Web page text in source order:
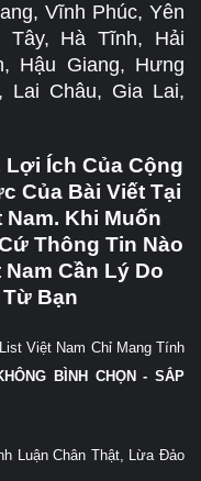
Vĩnh Phúc, Yên
Tây, Hà Tĩnh, Hải
Hậu Giang, Hưng
Lai Châu, Gia Lai,
Ích Của Cộng
Của Bài Viết Tại
Khi Muốn
Thông Tin Nào
Cần Lý Do
Bạn
Việt Nam Chỉ Mang Tính
BÌNH CHỌN - SẮP
Luận Chân Thật, Lừa Đảo